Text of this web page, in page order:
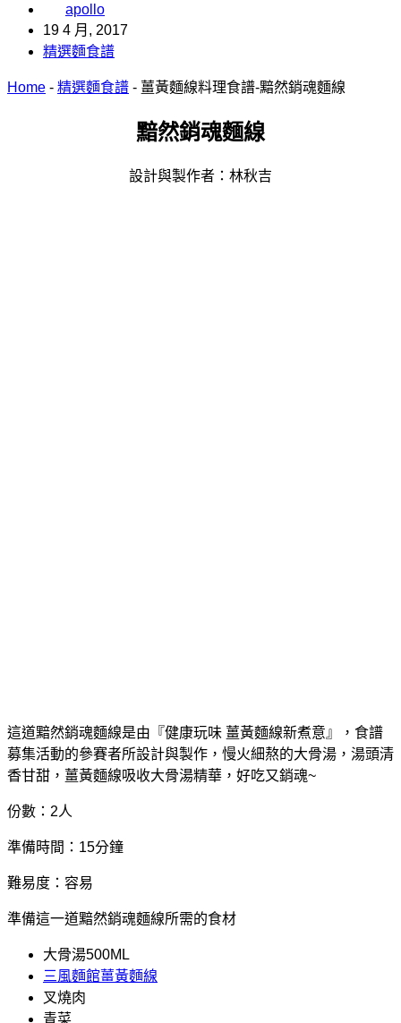
apollo
19 4 月, 2017
精選麵食譜
Home - 精選麵食譜 - 薑黃麵線料理食譜-黯然銷魂麵線
黯然銷魂麵線
設計與製作者：林秋吉
這道黯然銷魂麵線是由『健康玩味 薑黃麵線新煮意』，食譜
募集活動的參賽者所設計與製作，慢火細熬的大骨湯，湯頭清
香甘甜，薑黃麵線吸收大骨湯精華，好吃又銷魂~
份數：2人
準備時間：15分鐘
難易度：容易
準備這一道黯然銷魂麵線所需的食材
大骨湯500ML
三風麵館薑黃麵線
叉燒肉
青菜